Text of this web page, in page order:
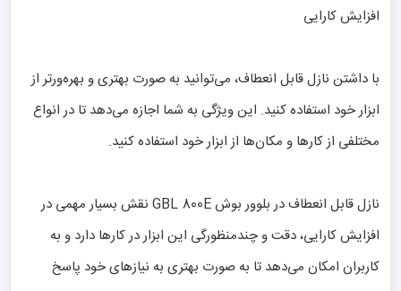
افزایش کارایی
با داشتن نازل قابل انعطاف، می‌توانید به صورت بهتری و بهره‌ورتر از
ابزار خود استفاده کنید. این ویژگی به شما اجازه می‌دهد تا در انواع
مختلفی از کارها و مکان‌ها از ابزار خود استفاده کنید.
نازل قابل انعطاف در بلوور بوش GBL 800E نقش بسیار مهمی در
افزایش کارایی، دقت و چندمنظورگی این ابزار در کارها دارد و به
کاربران امکان می‌دهد تا به صورت بهتری به نیازهای خود پاسخ